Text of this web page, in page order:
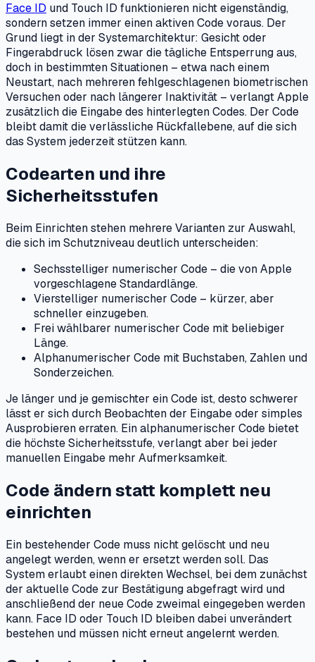
Face ID und Touch ID funktionieren nicht eigenständig,
sondern setzen immer einen aktiven Code voraus. Der
Grund liegt in der Systemarchitektur: Gesicht oder
Fingerabdruck lösen zwar die tägliche Entsperrung aus,
doch in bestimmten Situationen – etwa nach einem
Neustart, nach mehreren fehlgeschlagenen biometrischen
Versuchen oder nach längerer Inaktivität – verlangt Apple
zusätzlich die Eingabe des hinterlegten Codes. Der Code
bleibt damit die verlässliche Rückfallebene, auf die sich
das System jederzeit stützen kann.
Codearten und ihre
Sicherheitsstufen
Beim Einrichten stehen mehrere Varianten zur Auswahl,
die sich im Schutzniveau deutlich unterscheiden:
Sechsstelliger numerischer Code – die von Apple
vorgeschlagene Standardlänge.
Vierstelliger numerischer Code – kürzer, aber
schneller einzugeben.
Frei wählbarer numerischer Code mit beliebiger
Länge.
Alphanumerischer Code mit Buchstaben, Zahlen und
Sonderzeichen.
Je länger und je gemischter ein Code ist, desto schwerer
lässt er sich durch Beobachten der Eingabe oder simples
Ausprobieren erraten. Ein alphanumerischer Code bietet
die höchste Sicherheitsstufe, verlangt aber bei jeder
manuellen Eingabe mehr Aufmerksamkeit.
Code ändern statt komplett neu
einrichten
Ein bestehender Code muss nicht gelöscht und neu
angelegt werden, wenn er ersetzt werden soll. Das
System erlaubt einen direkten Wechsel, bei dem zunächst
der aktuelle Code zur Bestätigung abgefragt wird und
anschließend der neue Code zweimal eingegeben werden
kann. Face ID oder Touch ID bleiben dabei unverändert
bestehen und müssen nicht erneut angelernt werden.